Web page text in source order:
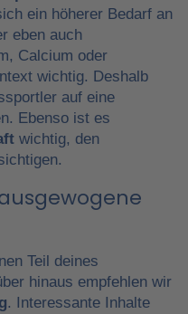
ein höherer Bedarf an
eben auch
Calcium oder
wichtig. Deshalb
auf eine
Ebenso ist es
wichtig, den
Teil deines
hinaus empfehlen wir
. Interessante Inhalte